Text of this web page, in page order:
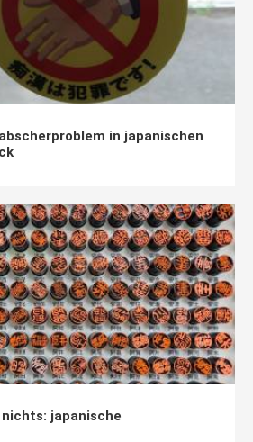
in japanischen
nichts: japanische